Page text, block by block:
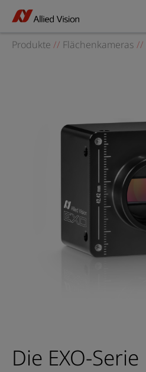
Produkte // Flächenkameras //
Die EXO-Serie